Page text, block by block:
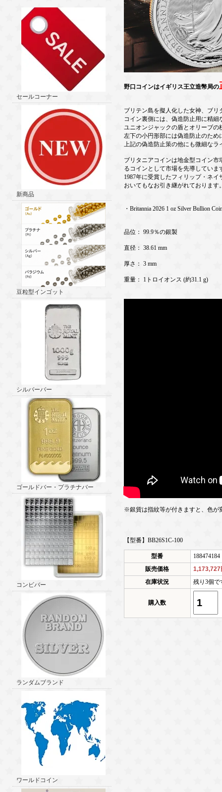
セールコーナー
新商品
豆粒型インゴット
シルバーバー
ゴールドバー・プラチナバー
コンビバー
ランダムブランド
ワールドコイン
野口コインはイギリス王立造幣局の
ブリテン島を擬人化した女神、ブ
コイン裏側には、偽造防止用に精
ユニオンジャックの盾とオリーブ
左下の小円形部には偽造防止のた
上記の偽造防止策の他にも微細な
ブリタニアコインは地金型コイン
るコインとして市場を先導していま
1987年に受賞したフィリップ・ネ
おいてもなお引き継がれております
・Britannia 2026 1 oz Silver Bullion
品位： 99.9％の銀製
直径： 38.61 mm
厚さ： 3 mm
重量： 1トロイオンス (約31.1 g)
※銀貨は指紋等が付きますと、色が
【型番】BB26S1C-100
型番
188474184
販売価格
1,173,727
在庫状況
残り3個で
購入数